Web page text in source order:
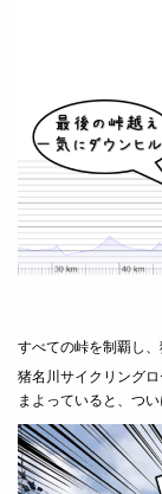
すべての峠を制覇し
猪名川サイクリング
まよっていると、つい